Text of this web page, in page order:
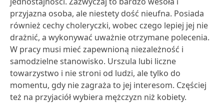
przyjazna osoba, ale niestety dość nieufna. Posiada
również cechy choleryczki, wobec czego lepiej jej nie
drażnić, a wykonywać uważnie otrzymane polecenia.
W pracy musi mieć zapewnioną niezależność i
samodzielne stanowisko. Urszula lubi liczne
towarzystwo i nie stroni od ludzi, ale tylko do
momentu, gdy nie zagraża to jej interesom. Częściej
też na przyjaciół wybiera mężczyzn niż kobiety.